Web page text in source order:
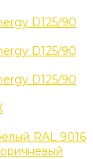
D125/90
D125/90
D125/90
RAL 9016